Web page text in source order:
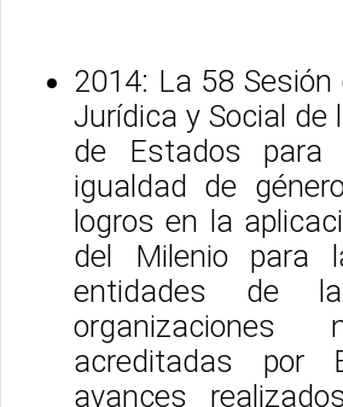
2014: La 58
Jurídica y Social de
de Estados para
igualdad de
logros en la
del Milenio para
entidades de
organizaciones
acreditadas por
avances